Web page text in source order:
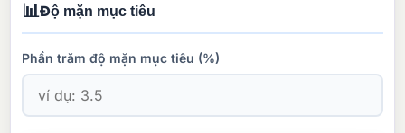
📊Độ mặn mục tiêu
Phần trăm độ mặn mục tiêu (%)